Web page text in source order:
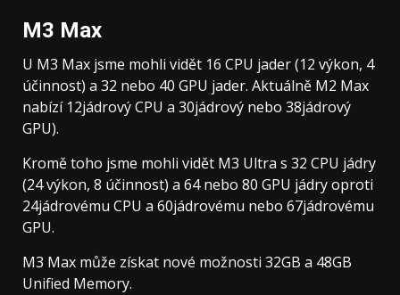
M3 Max
U M3 Max jsme mohli vidět 16 CPU jader (12 výkon, 4
účinnost) a 32 nebo 40 GPU jader. Aktuálně M2 Max
nabízí 12jádrový CPU a 30jádrový nebo 38jádrový
GPU).
Kromě toho jsme mohli vidět M3 Ultra s 32 CPU jádry
(24 výkon, 8 účinnost) a 64 nebo 80 GPU jádry oproti
24jádrovému CPU a 60jádrovému nebo 67jádrovému
GPU.
M3 Max může získat nové možnosti 32GB a 48GB
Unified Memory.